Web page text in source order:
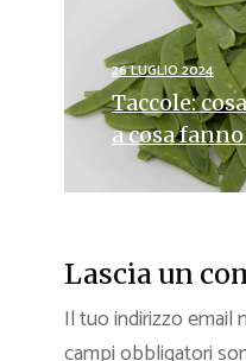
26 LUGLIO 2024
Taccole:
a cosa
Lascia un
Il tuo indirizzo email